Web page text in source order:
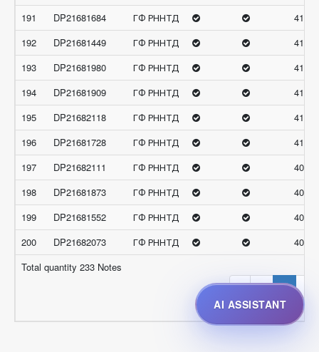
191
DP21681684 ГФ РННТД
192
DP21681449 ГФ РННТД
193
DP21681980 ГФ РННТД
194
DP21681909 ГФ РННТД
195
DP21682118 ГФ РННТД
41.22
196
DP21681728 ГФ РННТД
197
DP21682111 ГФ РННТД
198
DP21681873 ГФ РННТД
199
DP21681552 ГФ РННТД
200
DP21682073 ГФ РННТД
Total quantity 233 Notes
‹
1 2
AI ASSISTANT